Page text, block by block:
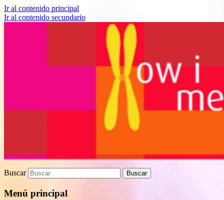
Ir al contenido principal
Ir al contenido secundario
How I met your genes
Proyecto de divulgación científica sobre
Buscar
Menú principal